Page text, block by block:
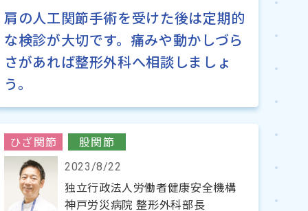
肩の人工関節手術を受けた後は定期的
な検診が大切です。痛みや動かしづら
さがあれば整形外科へ相談しましょ
う。
ひざ関節 股関節
2023/8/22
独立行政法人労働者健康安全機構
神戸労災病院 整形外科部長